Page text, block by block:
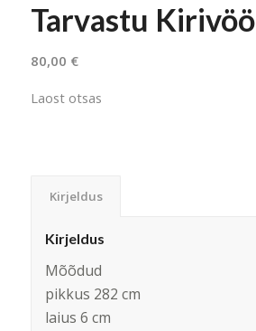
Tarvastu Kirivöö
80,00 €
Laost otsas
Kirjeldus
Kirjeldus
Mõõdud
pikkus 282 cm
laius 6 cm